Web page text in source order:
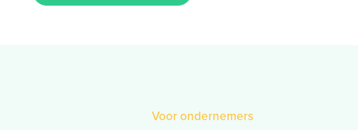
Voor ondernemers